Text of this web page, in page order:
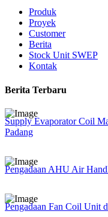
Produk
Proyek
Customer
Berita
Stock Unit SWEP
Kontak
Berita Terbaru
Supply Evaporator Coil
Padang
Pengadaan AHU Air
Pengadaan Fan Coil Unit